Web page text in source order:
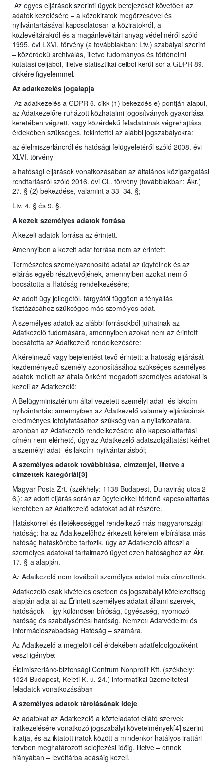
Az egyes eljárások szerinti ügyek befejezését követően az
adatok kezelésére – a közokiratok megőrzésével és
nyilvántartásával kapcsolatosan a köziratokról, a
közlevéltárakról és a magánlevéltári anyag védelméről szóló
1995. évi LXVI. törvény (a továbbiakban: Ltv.) szabályai szerint
– közérdekű archiválás, illetve tudományos és történelmi
kutatási céljából, illetve statisztikai célból kerül sor a GDPR 89.
cikkére figyelemmel.
Az adatkezelés jogalapja
Az adatkezelés a GDPR 6. cikk (1) bekezdés e) pontján alapul,
az Adatkezelőre ruházott közhatalmi jogosítványok gyakorlása
keretében végzett, vagy közérdekű feladatainak végrehajtása
érdekében szükséges, tekintettel az alábbi jogszabályokra:
az élelmiszerláncról és hatósági felügyeletéről szóló 2008. évi
XLVI. törvény
a hatósági eljárások vonatkozásában az általános közigazgatási
rendtartásról szóló 2016. évi CL. törvény (továbbiakban: Ákr.)
27. § (2) bekezdése, valamint a 33–34. §;
Ltv. 4. § és 9. §.
A kezelt személyes adatok forrása
A kezelt adatok forrása az érintett.
Amennyiben a kezelt adat forrása nem az érintett:
Természetes személyazonosító adatai az ügyfélnek és az
eljárás egyéb résztvevőjének, amennyiben azokat nem ő
bocsátotta a Hatóság rendelkezésére;
Az adott ügy jellegétől, tárgyától függően a tényállás
tisztázásához szükséges más személyes adat.
A személyes adatok az alábbi forrásokból juthatnak az
Adatkezelő tudomására, amennyiben azokat nem az érintett
bocsátotta az Adatkezelő rendelkezésére:
A kérelmező vagy bejelentést tevő érintett: a hatóság eljárását
kezdeményező személy azonosításához szükséges személyes
adatok mellett az általa önként megadott személyes adatokat is
kezeli az Adatkezelő;
A Belügyminisztérium által vezetett személyi adat- és lakcím-
nyilvántartás: amennyiben az Adatkezelő valamely eljárásának
eredményes lefolytatásához szükség van a nyilatkozatára,
azonban az Adatkezelő rendelkezésére álló kapcsolattartási
címén nem elérhető, úgy az Adatkezelő adatszolgáltatást kérhet
a személyi adat- és lakcím-nyilvántartásból;
A személyes adatok továbbítása, címzettjei, illetve a
címzettek kategóriái[3]
Magyar Posta Zrt. (székhely: 1138 Budapest, Dunavirág utca 2-
6.): az adott eljárás során az ügyfelekkel történő kapcsolattartás
keretében az Adatkezelő adatokat ad át részére.
Hatáskörrel és illetékességgel rendelkező más magyarországi
hatóság: ha az Adatkezelőhöz érkezett kérelem elbírálása más
hatóság hatáskörébe tartozik, úgy az Adatkezelő átteszi a
személyes adatokat tartalmazó ügyet ezen hatósághoz az Ákr.
17. §-a alapján.
Az Adatkezelő nem továbbít személyes adatot más címzettnek.
Adatkezelő csak kivételes esetben és jogszabályi kötelezettség
alapján adja át az Érintett személyes adatait állami szervek,
hatóságok – így különösen bíróság, ügyészség, nyomozó
hatóság és szabálysértési hatóság, Nemzeti Adatvédelmi és
Információszabadság Hatóság – számára.
Az Adatkezelő a megjelölt cél érdekében adatfeldolgozóként
veszi igénybe:
Élelmiszerlánc-biztonsági Centrum Nonprofit Kft. (székhely:
1024 Budapest, Keleti K. u. 24.) informatikai üzemeltetési
feladatok vonatkozásában
A személyes adatok tárolásának ideje
Az adatokat az Adatkezelő a közfeladatot ellátó szervek
iratkezelésére vonatkozó jogszabályi követelmények[4] szerint
iktatja, és az iktatott iratok között a mindenkor hatályos irattári
tervben meghatározott selejtezési időig, illetve – ennek
hiányában – levéltárba adásáig kezeli.